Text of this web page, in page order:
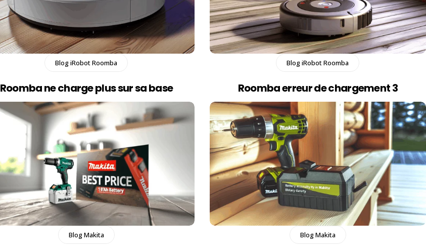
Blog iRobot Roomba
Roomba ne charge plus sur sa base​
Blog iRobot Roomba
Roomba erreur de chargement 3​
Blog Makita Blog Makita